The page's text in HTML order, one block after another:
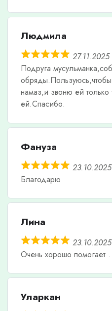
Людмила
27.11.2025
Подруга
обряды.Пользуюсь,чтобы
намаз,и звоню ей
ей.Спасибо.
Фануза
23.10.2025
Благодарю
Лина
23.10.2025
Очень хорошо помогает .
Уларкан